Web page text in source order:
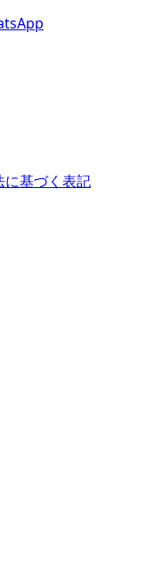
に基づく表記